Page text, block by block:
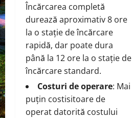
Încărcarea completă
durează aproximativ 8 ore
la o stație de încărcare
rapidă, dar poate dura
până la 12 ore la o stație de
încărcare standard.
Costuri de operare: Mai
puțin costisitoare de
operat datorită costului